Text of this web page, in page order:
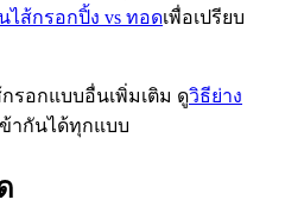
ไส้กรอกปิ้ง vs ทอดเพื่อเปรียบ
รอกแบบอื่นเพิ่มเติม ดูวิธีย่าง
ากันได้ทุกแบบ